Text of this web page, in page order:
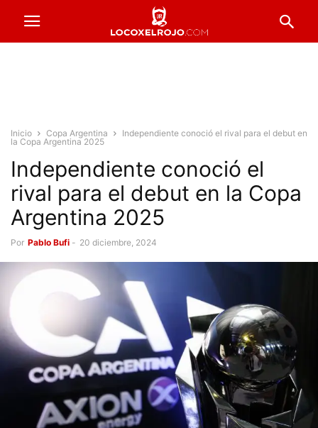
Inicio Copa Argentina
Independiente conoció el rival para el debut en
la Copa Argentina 2025
Independiente conoció el
rival para el debut en la Copa
Argentina 2025
Por Pablo Bufi - 20 diciembre, 2024